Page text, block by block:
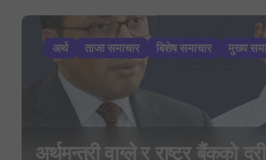
अर्थ ताजा समाचार बिशेष समाचार मुख्य
अर्थमन्त्री वाग्ले र राष्ट्र बैंकको